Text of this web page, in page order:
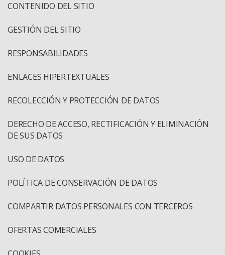
CONTENIDO DEL SITIO
GESTIÓN DEL SITIO
RESPONSABILIDADES
ENLACES HIPERTEXTUALES
RECOLECCIÓN Y PROTECCIÓN DE DATOS
DERECHO DE ACCESO, RECTIFICACIÓN Y ELIMINACIÓN
DE SUS DATOS
USO DE DATOS
POLÍTICA DE CONSERVACIÓN DE DATOS
COMPARTIR DATOS PERSONALES CON TERCEROS
OFERTAS COMERCIALES